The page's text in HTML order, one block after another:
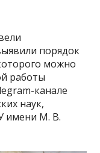
порядок
можно
работы
канале
наук,
имени М. В.